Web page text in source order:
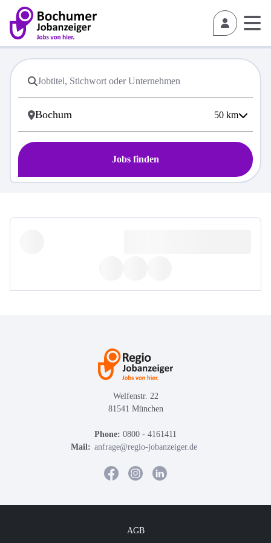
50 km
Jobs finden
Welfenstr. 22
81541 München
Phone: 0800 - 4161411
Mail: anfrage@regio-jobanzeiger.de
AGB